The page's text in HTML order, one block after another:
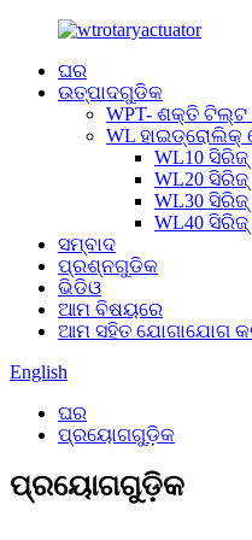
ଘର
ଉତ୍ପାଦଗୁଡିକ
WPT- ଶକ୍ତି ଟିଲ୍ଟ
WL ହାଇଡ୍ରୋଲିକ୍
WL10 ସିରିଜ୍
WL20 ସିରିଜ୍
WL30 ସିରିଜ୍
WL40 ସିରିଜ୍
ସମ୍ବାଦ
ପ୍ରଶ୍ନଗୁଡିକ
ଭିଡିଓ
ଆମ ବିଷୟରେ
ଆମ ସହିତ ଯୋଗାଯୋଗ
English
ଘର
ପ୍ରୟୋଗଗୁଡ଼ିକ
ପ୍ରୟୋଗଗୁଡ଼ିକ